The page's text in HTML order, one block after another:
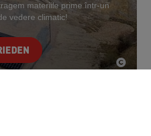
materiile prime într-un
vedere climatic!